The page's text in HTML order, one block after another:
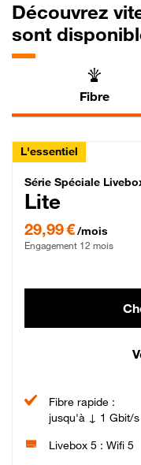
Découvrez
sont
Fibre
L'essentiel
Série
Série Spéciale
Lite
29,99 €/mois
Engagement 12 mois
Fibre rapide :
jusqu'à ↓ 1 Gbit/
Livebox 5 : Wifi 5